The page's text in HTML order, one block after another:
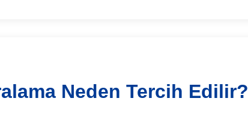
Neden Tercih Edilir?